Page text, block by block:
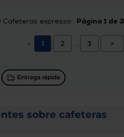
Cafeteras expresso . Página 1 de 3
< 1 2 ... 3 >
Entrega rápida
sobre cafeteras